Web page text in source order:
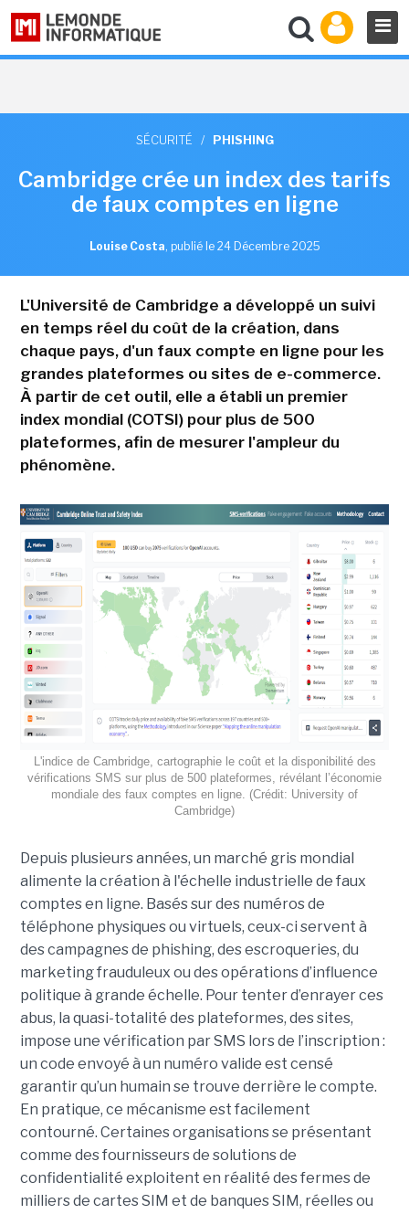
SÉCURITÉ / PHISHING
Cambridge crée un index des tarifs
de faux comptes en ligne
Louise Costa, publié le 24 Décembre 2025
L'Université de Cambridge a développé un suivi
en temps réel du coût de la création, dans
chaque pays, d'un faux compte en ligne pour les
grandes plateformes ou sites de e-commerce.
À partir de cet outil, elle a établi un premier
index mondial (COTSI) pour plus de 500
plateformes, afin de mesurer l'ampleur du
phénomène.
L'indice de Cambridge, cartographie le coût et la disponibilité des
vérifications SMS sur plus de 500 plateformes, révélant l’économie
mondiale des faux comptes en ligne. (Crédit: University of
Cambridge)
Depuis plusieurs années, un marché gris mondial
alimente la création à l'échelle industrielle de faux
comptes en ligne. Basés sur des numéros de
téléphone physiques ou virtuels, ceux-ci servent à
des campagnes de phishing, des escroqueries, du
marketing frauduleux ou des opérations d’influence
politique à grande échelle. Pour tenter d’enrayer ces
abus, la quasi-totalité des plateformes, des sites,
impose une vérification par SMS lors de l’inscription :
un code envoyé à un numéro valide est censé
garantir qu’un humain se trouve derrière le compte.
En pratique, ce mécanisme est facilement
contourné. Certaines organisations se présentant
comme des fournisseurs de solutions de
confidentialité exploitent en réalité des fermes de
milliers de cartes SIM et de banques SIM, réelles ou